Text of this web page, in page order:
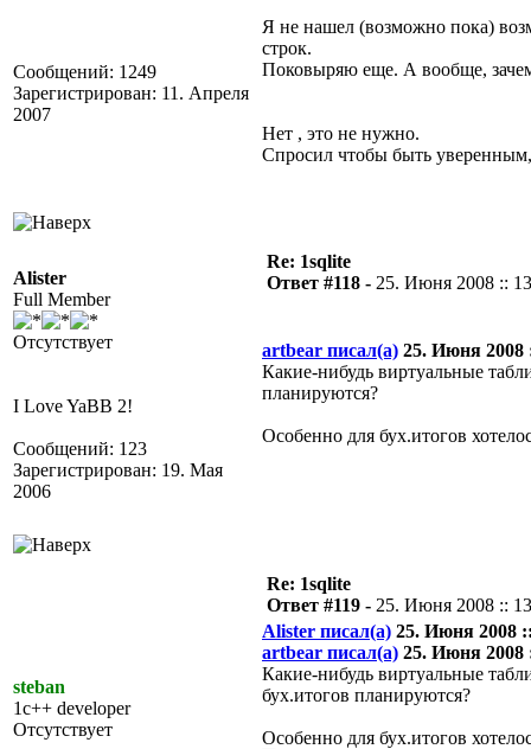
Сообщений: 1249
Зарегистрирован: 11. Апреля
2007
Я не нашел (возможно пока)
строк.
Поковыряю еще. А вообще,
Нет , это не нужно.
Спросил чтобы быть
Alister
Full Member
Отсутствует
I Love YaBB 2!
Сообщений: 123
Зарегистрирован: 19. Мая
2006
Re: 1sqlite
Ответ #118 - 25. Июня 2008 ::
artbear писал(а) 25. Июня 2008
Какие-нибудь виртуальные
планируются?
Особенно для бух.итогов
steban
1c++ developer
Отсутствует
Re: 1sqlite
Ответ #119 - 25. Июня 2008 ::
Alister писал(а) 25. Июня 2008
artbear писал(а) 25. Июня 2008
Какие-нибудь виртуальные
бух.итогов планируются?
Особенно для бух.итогов